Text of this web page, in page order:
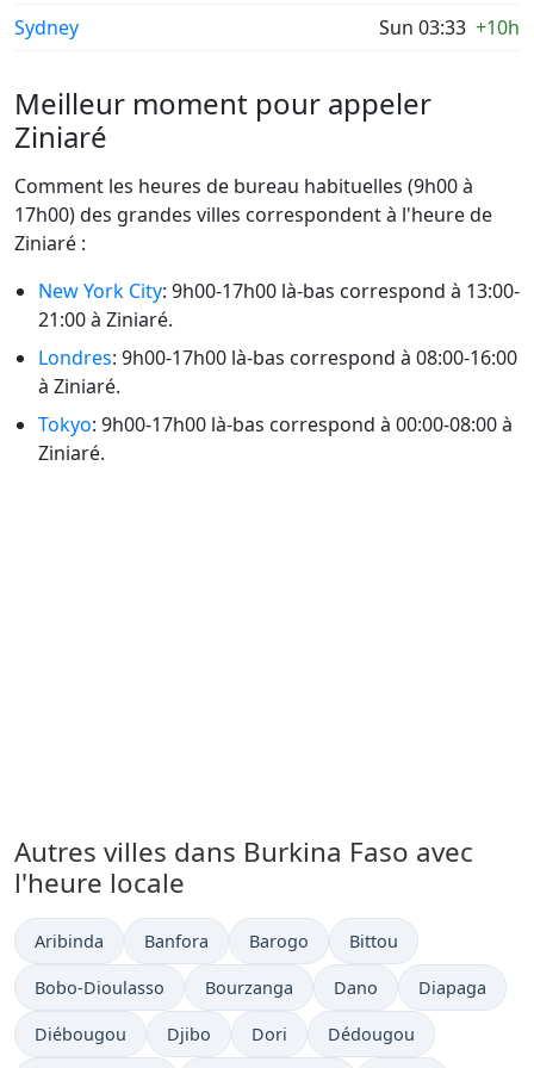
Sydney Sun 03:33 +10h
Meilleur moment pour appeler
Ziniaré
Comment les heures de bureau habituelles (9h00 à
17h00) des grandes villes correspondent à l'heure de
Ziniaré :
New York City: 9h00-17h00 là-bas correspond à 13:00-
21:00 à Ziniaré.
Londres: 9h00-17h00 là-bas correspond à 08:00-16:00
à Ziniaré.
Tokyo: 9h00-17h00 là-bas correspond à 00:00-08:00 à
Ziniaré.
Autres villes dans Burkina Faso avec
l'heure locale
Heure actuelle à
Aribinda Heure actuelle à
Banfora Heure actuelle à
Barogo Heure actuelle à
Bittou
Heure actuelle à
Bobo-Dioulasso Heure actuelle à
Bourzanga Heure actuelle à
Dano Heure
Diapaga
Heure actuelle à
Diébougou Heure actuelle à
Djibo Heure actuelle à
Dori Heure actuelle à
Dédougou